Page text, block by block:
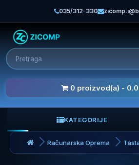
035/312-330
0 proizvod(a) -
KATEGORIJE
Računarska Oprema